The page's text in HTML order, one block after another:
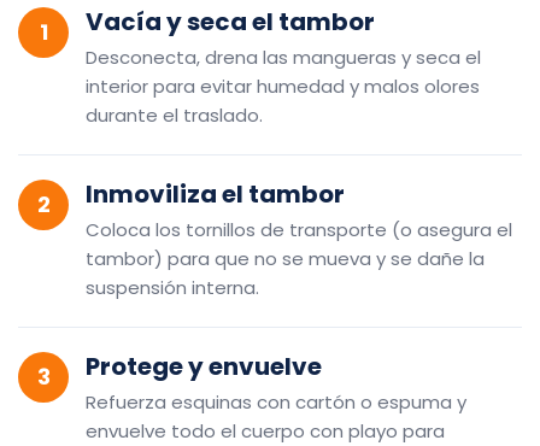
1 Vacía y seca el tambor
Desconecta, drena las mangueras y seca el
interior para evitar humedad y malos olores
durante el traslado.
2 Inmoviliza el tambor
Coloca los tornillos de transporte (o asegura el
tambor) para que no se mueva y se dañe la
suspensión interna.
3 Protege y envuelve
Refuerza esquinas con cartón o espuma y
envuelve todo el cuerpo con playo para